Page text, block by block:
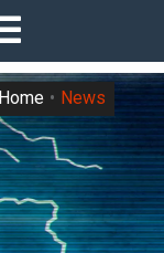
Home News